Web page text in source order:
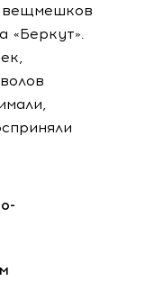
вещмешков
«Беркут».